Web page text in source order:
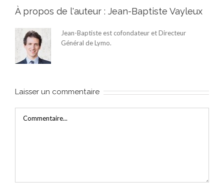
À propos de l'auteur : Jean-Baptiste Vayleux
Jean-Baptiste est cofondateur et Directeur
Général de Lymo.
Laisser un commentaire